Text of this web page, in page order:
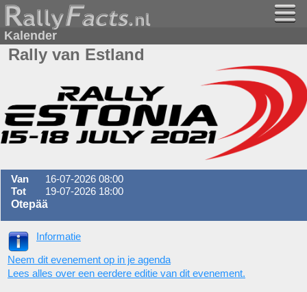
Kalender
Rally van Estland
Van
16-07-2026 08:00
Tot
19-07-2026 18:00
Otepää
Informatie
Neem dit evenement op in je agenda
Lees alles over een eerdere editie van dit evenement.